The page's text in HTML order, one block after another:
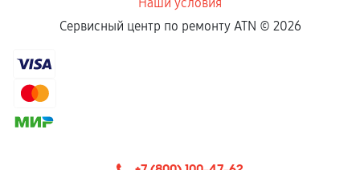
Сервисный центр по ремонту ATN © 2026